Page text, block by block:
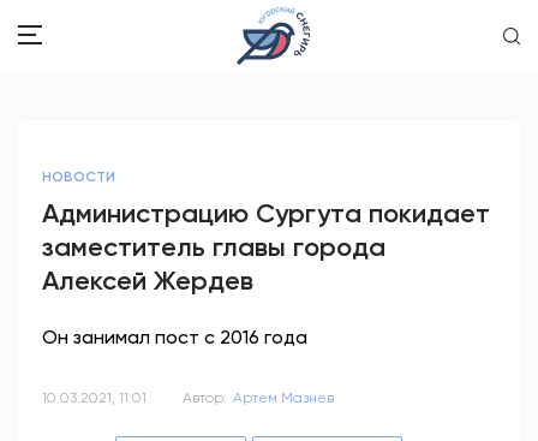
ОБРАЗОВАНИЕ
ПСИХОЛОГИЯ
НОВОСТИ
Администрацию Сургута покидает
заместитель главы города
Алексей Жердев
Он занимал пост с 2016 года
10.03.2021, 11:01 Автор: Артем Мазнев